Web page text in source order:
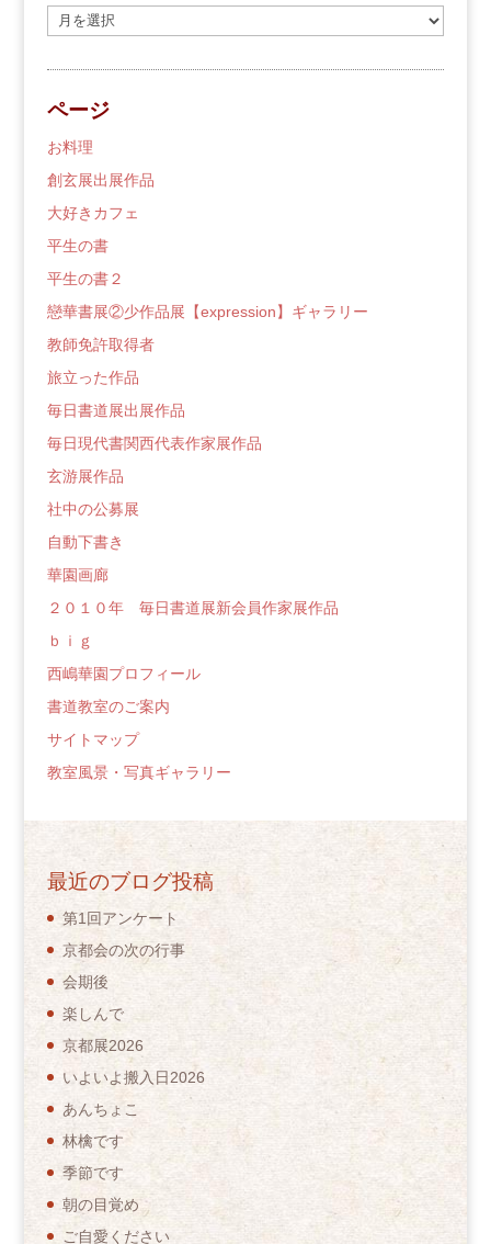
去
の
ロ
グ
ページ
お料理
創玄展出展作品
大好きカフェ
平生の書
平生の書２
戀華書展②少作品展【expression】ギャラリー
教師免許取得者
旅立った作品
毎日書道展出展作品
毎日現代書関西代表作家展作品
玄游展作品
社中の公募展
自動下書き
華園画廊
２０１０年 毎日書道展新会員作家展作品
ｂｉｇ
西嶋華園プロフィール
書道教室のご案内
サイトマップ
教室風景・写真ギャラリー
最近のブログ投稿
第1回アンケート
京都会の次の行事
会期後
楽しんで
京都展2026
いよいよ搬入日2026
あんちょこ
林檎です
季節です
朝の目覚め
ご自愛ください